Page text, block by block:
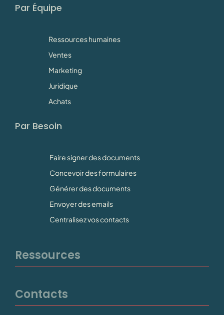
Par Équipe
Ressources humaines
Ventes
Marketing
Juridique
Achats
Par Besoin
Faire signer des documents
Concevoir des formulaires
Générer des documents
Envoyer des emails
Centralisez vos contacts
Ressources
Contacts